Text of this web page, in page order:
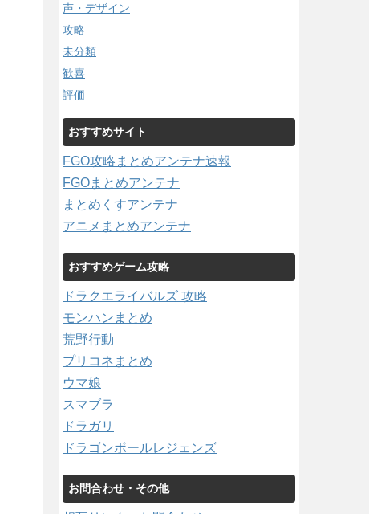
声・デザイン
攻略
未分類
歓喜
評価
おすすめサイト
FGO攻略まとめアンテナ速報
FGOまとめアンテナ
まとめくすアンテナ
アニメまとめアンテナ
おすすめゲーム攻略
ドラクエライバルズ 攻略
モンハンまとめ
荒野行動
プリコネまとめ
ウマ娘
スマブラ
ドラガリ
ドラゴンボールレジェンズ
お問合わせ・その他